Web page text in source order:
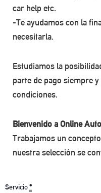
car help etc.
-Te ayudamos con la
necesitarla.
Estudiamos la
parte de pago siempre
condiciones.
Bienvenido a Online
Trabajamos un
nuestra selección se
Servicio*